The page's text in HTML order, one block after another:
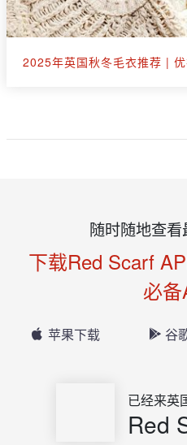
随时随地查
下载Red Scarf
必
苹果下载 谷
已经来英
Red